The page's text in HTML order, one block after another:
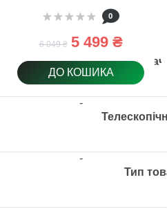
Тип
0
6 049 ₴ 5 499 ₴
ДО КОШИКА
-
-